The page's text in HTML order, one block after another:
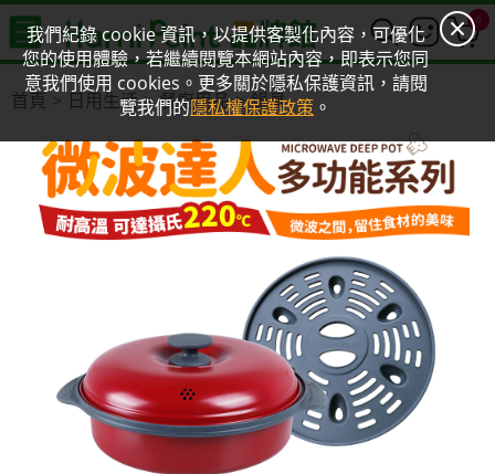
我們紀錄 cookie 資訊，以提供客製化內容，可優化
您的使用體驗，若繼續閱覽本網站內容，即表示您同
意我們使用 cookies。更多關於隱私保護資訊，請閱
覽我們的隱私權保護政策 。
0
首頁 日用生活 餐廚用品 鍋具